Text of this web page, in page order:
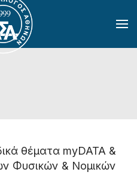
θέματα myDATA &
Φυσικών & Νομικών